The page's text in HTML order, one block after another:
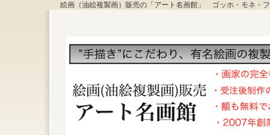
絵画（油絵複製画）販売の「アート名画館」 ゴッホ・モネ・